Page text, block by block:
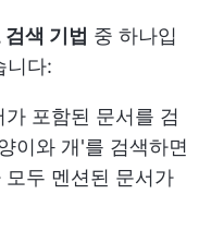
검색 기법 중 하나입
니다:
포함된 문서를 검
이와 개'를 검색하면
두 멘션된 문서가